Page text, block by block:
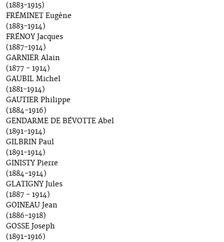
(1883-1915)
FRÉMINET Eugène
(1883-1914)
FRÉNOY Jacques
(1887-1914)
GARNIER Alain
(1877 - 1914)
GAUBIL Michel
(1881-1914)
GAUTIER Philippe
(1884-1916)
GENDARME DE BÉVOTTE Abel
(1891-1914)
GILBRIN Paul
(1891-1914)
GINISTY Pierre
(1884-1914)
GLATIGNY Jules
(1887 - 1914)
GOINEAU Jean
(1886-1918)
GOSSE Joseph
(1891-1916)